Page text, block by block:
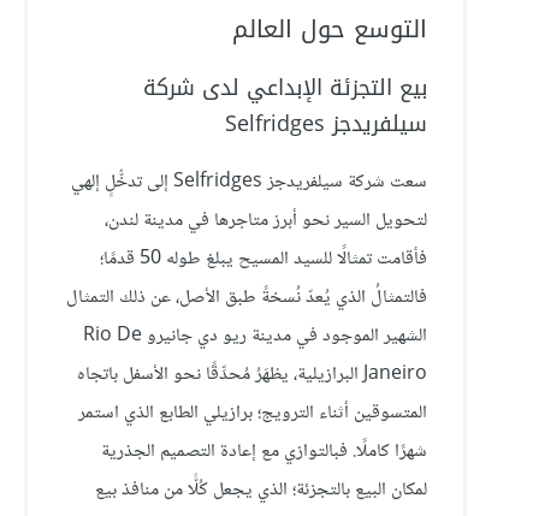
التوسع حول العالم
بيع التجزئة الإبداعي لدى شركة
سيلفريدجز Selfridges
سعت شركة سيلفريدجز Selfridges إلى تدخُّلٍ إلهي
لتحويل السير نحو أبرز متاجرها في مدينة لندن،
فأقامت تمثالًا للسيد المسيح يبلغ طوله 50 قدمًا؛
فالتمثالُ الذي يُعدّ نُسخةً طبق الأصل، عن ذلك التمثال
الشهير الموجود في مدينة ريو دي جانيرو Rio De
Janeiro البرازيلية، يظهَرُ مُحدِّقًا نحو الأسفل باتجاه
المتسوقين أثناء الترويج؛ برازيلي الطابع الذي استمر
شهرًا كاملًا. فبالتوازي مع إعادة التصميم الجذرية
لمكان البيع بالتجزئة؛ الذي يجعل كُلًّا من منافذ بيع